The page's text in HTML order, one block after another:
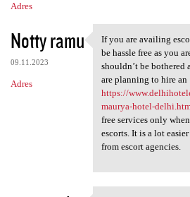
Adres
Notty ramu
09.11.2023
Adres
If you are availing
If you are availing
be hassle free as you
shouldn’t be
are planning to hire an
https://
maurya-hotel-
free services only
escorts. It is a lot
from escort agencies.